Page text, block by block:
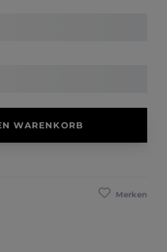
ein oder benutze die
WARENKORB
Merken
/ Ratenkauf / Sofort)